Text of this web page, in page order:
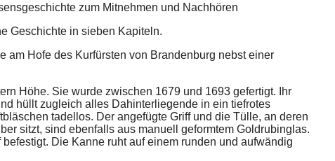
zum Mitnehmen und Nachhören
Geschichte in sieben Kapiteln.
am Hofe des Kurfürsten von Brandenburg nebst einer
Höhe. Sie wurde zwischen 1679 und 1693 gefertigt. Ihr
hüllt zugleich alles Dahinterliegende in ein tiefrotes
tadellos. Der angefügte Griff und die Tülle, an deren
sitzt, sind ebenfalls aus manuell geformtem Goldrubinglas.
Die Kanne ruht auf einem runden und aufwändig